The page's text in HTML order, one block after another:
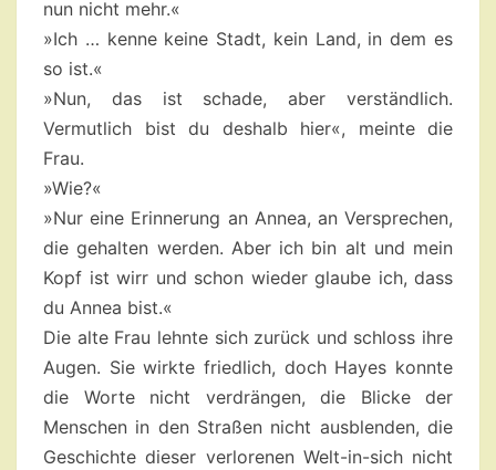
nun nicht mehr.«
»Ich … kenne keine Stadt, kein Land, in dem es
so ist.«
»Nun, das ist schade, aber verständlich.
Vermutlich bist du deshalb hier«, meinte die
Frau.
»Wie?«
»Nur eine Erinnerung an Annea, an Versprechen,
die gehalten werden. Aber ich bin alt und mein
Kopf ist wirr und schon wieder glaube ich, dass
du Annea bist.«
Die alte Frau lehnte sich zurück und schloss ihre
Augen. Sie wirkte friedlich, doch Hayes konnte
die Worte nicht verdrängen, die Blicke der
Menschen in den Straßen nicht ausblenden, die
Geschichte dieser verlorenen Welt-in-sich nicht